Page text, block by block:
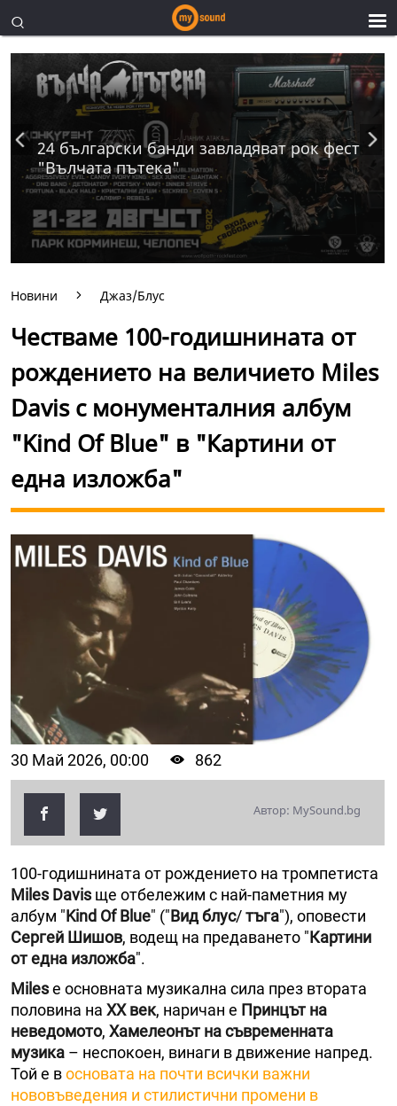
24 български банди завладяват рок фест
"Вълчата пътека"
Новини Джаз/Блус
Честваме 100-годишнината от
рождението на величието Miles
Davis с монументалния албум
"Kind Of Blue" в "Картини от
една изложба"
30 Май 2026, 00:00 862
Автор: MySound.bg
100-годишнината от рождението на тромпетиста
Miles Davis ще отбележим с най-паметния му
албум "Kind Of Blue" ("Вид блус/тъга"), оповести
Сергей Шишов, водещ на предаването "Картини
от една изложба".
Milesе основната музикална сила през втората
половина на ХХ век, наричан е Принцът на
неведомото, Хамелеонът на съвременната
музика – неспокоен, винаги в движение напред.
Той е восновата на почти всички важни
нововъведения и стилистични промени в